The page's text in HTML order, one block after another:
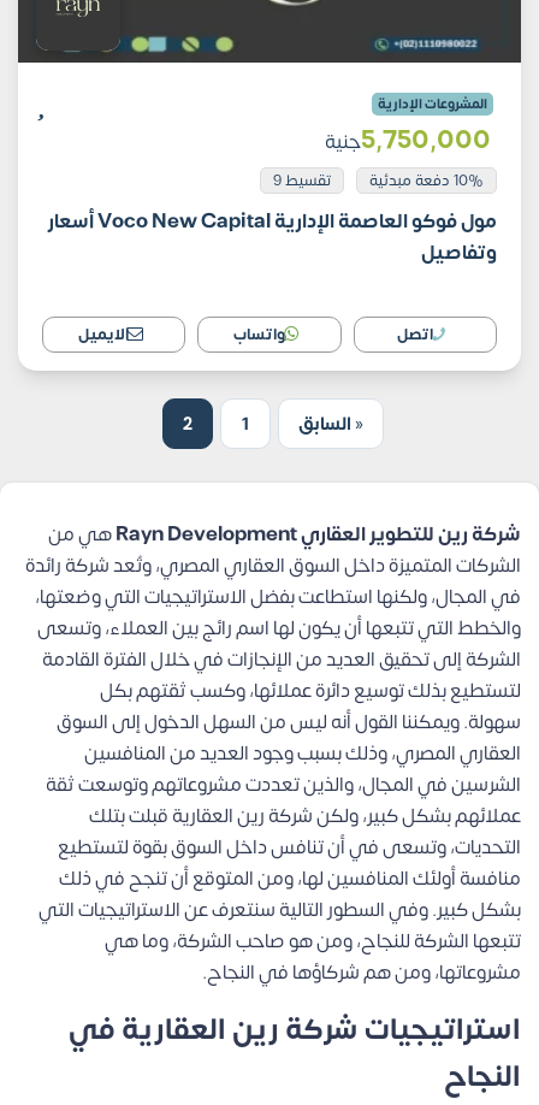
المشروعات الإدارية
5٬750٬000جنية
10% دفعة مبدئية تقسيط 9
مول فوكو العاصمة الإدارية Voco New Capital أسعار
وتفاصيل
اتصل واتساب الايميل
« السابق 1
2
شركة رين للتطوير العقاري Rayn Development
هي من
الشركات المتميزة داخل السوق العقاري المصري، وتُعد شركة رائدة
في المجال، ولكنها استطاعت بفضل الاستراتيجيات التي وضعتها،
والخطط التي تتبعها أن يكون لها اسم رائج بين العملاء، وتسعى
الشركة إلى تحقيق العديد من الإنجازات في خلال الفترة القادمة
لتستطيع بذلك توسيع دائرة عملائها، وكسب ثقتهم بكل
سهولة.ويمكننا القول أنه ليس من السهل الدخول إلى السوق
العقاري المصري، وذلك بسبب وجود العديد من المنافسين
الشرسين في المجال، والذين تعددت مشروعاتهم وتوسعت ثقة
عملائهم بشكل كبير، ولكن شركة رين العقارية قبلت بتلك
التحديات، وتسعى في أن تنافس داخل السوق بقوة لتستطيع
منافسة أولئك المنافسين لها، ومن المتوقع أن تنجح في ذلك
بشكل كبير.وفي السطور التالية سنتعرف عن الاستراتيجيات التي
تتبعها الشركة للنجاح، ومن هو صاحب الشركة، وما هي
مشروعاتها، ومن هم شركاؤها في النجاح.
استراتيجيات شركة رين العقارية في
النجاح